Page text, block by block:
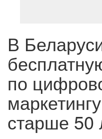
В
по
старше 50